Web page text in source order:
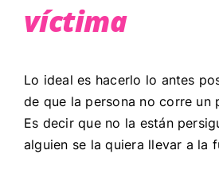
víctima
Lo ideal es hacerlo lo antes
de que la persona no corre un
Es decir que no la están
alguien se la quiera llevar a la